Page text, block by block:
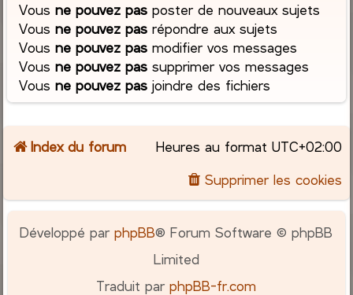
Vousne pouvez pas poster de nouveaux sujets
Vousne pouvez pas répondre aux sujets
Vousne pouvez pas modifier vos messages
Vousne pouvez pas supprimer vos messages
Vousne pouvez pas joindre des fichiers
Index du forum Heures au format UTC+02:00
Supprimer les cookies
Développé parphpBB® Forum Software © phpBB
Limited
Traduit parphpBB-fr.com